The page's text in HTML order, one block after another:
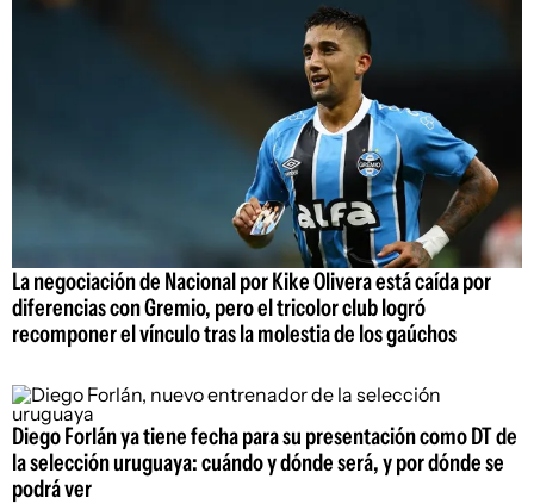
La negociación de Nacional por Kike Olivera está caída por
diferencias con Gremio, pero el tricolor club logró
recomponer el vínculo tras la molestia de los gaúchos
Diego Forlán ya tiene fecha para su presentación como DT de
la selección uruguaya: cuándo y dónde será, y por dónde se
podrá ver